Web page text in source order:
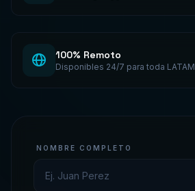
100% Remoto
Disponibles 24/7 para toda LATAM
NOMBRE COMPLETO